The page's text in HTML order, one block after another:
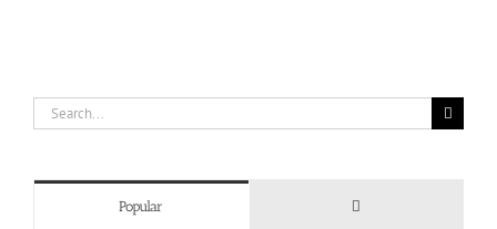
Search
for:
Popular Comments